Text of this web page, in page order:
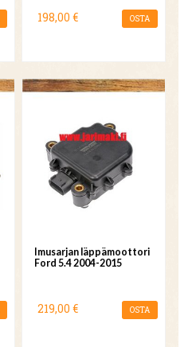
198,00 € OSTA
Imusarjan läppämoottori
Ford 5.4 2004-2015
219,00 € OSTA